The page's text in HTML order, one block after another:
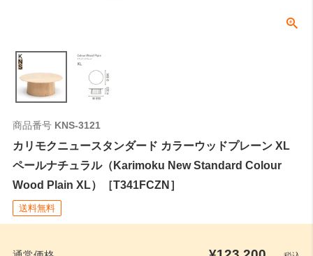
商品番号 KNS-3121
カリモクニュースタンダード カラーウッドプレーン XL
ペールナチュラル（Karimoku New Standard Colour
Wood Plain XL）［T341FCZN］
送料無料